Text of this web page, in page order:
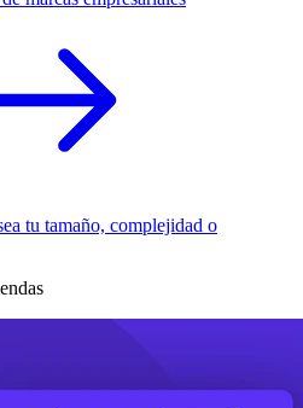
tu tamaño, complejidad o